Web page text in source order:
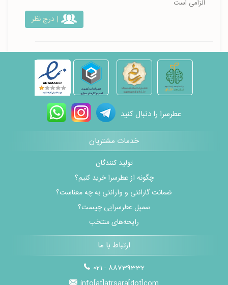
الزامی است
| درج نظر
عطرسرا را دنبال کنید
خدمات مشتریان
تولید کنندگان
چگونه از عطرسرا خرید کنیم؟
ضمانت گارانتی و وارانتی به چه معناست؟
سمپل عطرسرایی چیست؟
رایحه‌های منتخب
ارتباط با ما
021 - 88739332